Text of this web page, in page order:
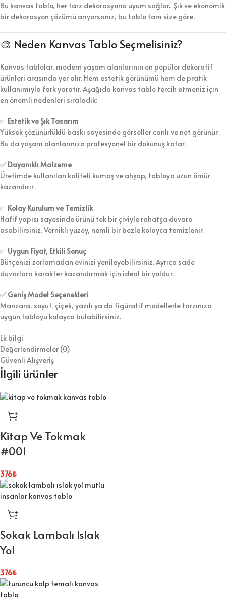
Bu kanvas tablo, her tarz dekorasyona uyum sağlar. Şık ve ekonomik
bir dekorasyon çözümü arıyorsanız, bu tablo tam size göre.
🎨 Neden Kanvas Tablo Seçmelisiniz?
Kanvas tablolar, modern yaşam alanlarının en popüler dekoratif
ürünleri arasında yer alır. Hem estetik görünümü hem de pratik
kullanımıyla fark yaratır. Aşağıda kanvas tablo tercih etmeniz için
en önemli nedenleri sıraladık:
✅ Estetik ve Şık Tasarım
Yüksek çözünürlüklü baskı sayesinde görseller canlı ve net görünür.
Bu da yaşam alanlarınıza profesyonel bir dokunuş katar.
✅ Dayanıklı Malzeme
Üretimde kullanılan kaliteli kumaş ve ahşap, tabloya uzun ömür
kazandırır.
✅ Kolay Kurulum ve Temizlik
Hafif yapısı sayesinde ürünü tek bir çiviyle rahatça duvara
asabilirsiniz. Vernikli yüzey, nemli bir bezle kolayca temizlenir.
✅ Uygun Fiyat, Etkili Sonuç
Bütçenizi zorlamadan evinizi yenileyebilirsiniz. Ayrıca sade
duvarlara karakter kazandırmak için ideal bir yoldur.
✅ Geniş Model Seçenekleri
Manzara, soyut, çiçek, yazılı ya da figüratif modellerle tarzınıza
uygun tabloyu kolayca bulabilirsiniz.
Ek bilgi
Değerlendirmeler (0)
Güvenli Alışveriş
İlgili ürünler
Kitap Ve Tokmak
#001
376₺
Sokak Lambalı Islak
Yol
376₺